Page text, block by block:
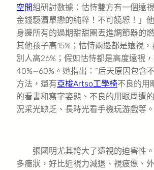
空間組研討數據：怙恃雙方有一個遠
金錢褻瀆單戀的純粹！不可饒恕！」他
身邊所有的過期甜甜圈丟進調節器的
其他孩子高15%；怙恃兩邊都是遠視
別人高26%；假如怙恃都是高度遠視
40%—60%。她指出：“后天原因包含
方法，還有亞梭Artso工學椅不良的用
的看書和寫字姿態、不良的用眼周遭
況采光缺乏、長時光看手機玩游戲等
張國明尤其誇大了遠視的迫害性。
多癥狀，好比近視力減退、視疲憊、